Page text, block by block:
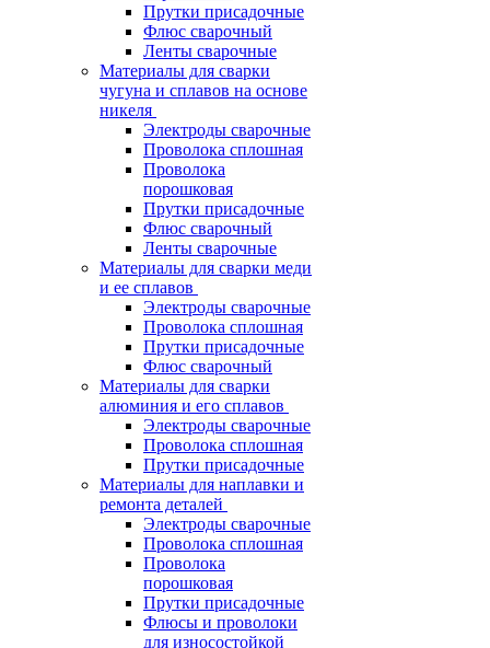
Прутки присадочные
Флюс сварочный
Ленты сварочные
Материалы для сварки
чугуна и сплавов на основе
никеля
Электроды сварочные
Проволока сплошная
Проволока
порошковая
Прутки присадочные
Флюс сварочный
Ленты сварочные
Материалы для сварки меди
и ее сплавов
Электроды сварочные
Проволока сплошная
Прутки присадочные
Флюс сварочный
Материалы для сварки
алюминия и его сплавов
Электроды сварочные
Проволока сплошная
Прутки присадочные
Материалы для наплавки и
ремонта деталей
Электроды сварочные
Проволока сплошная
Проволока
порошковая
Прутки присадочные
Флюсы и проволоки
для износостойкой